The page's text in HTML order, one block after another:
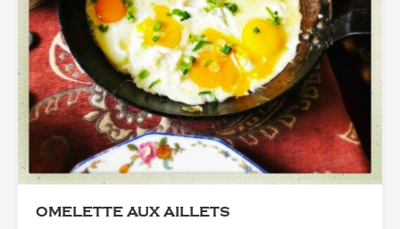
OMELETTE AUX AILLETS